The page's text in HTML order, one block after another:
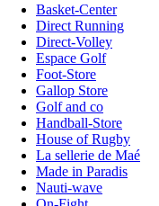
Basket-Center
Direct Running
Direct-Volley
Espace Golf
Foot-Store
Gallop Store
Golf and co
Handball-Store
House of Rugby
La sellerie de Maé
Made in Paradis
Nauti-wave